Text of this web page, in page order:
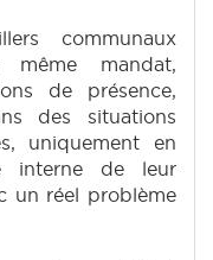
communaux
même mandat,
de présence,
des situations
uniquement en
interne de leur
un réel problème